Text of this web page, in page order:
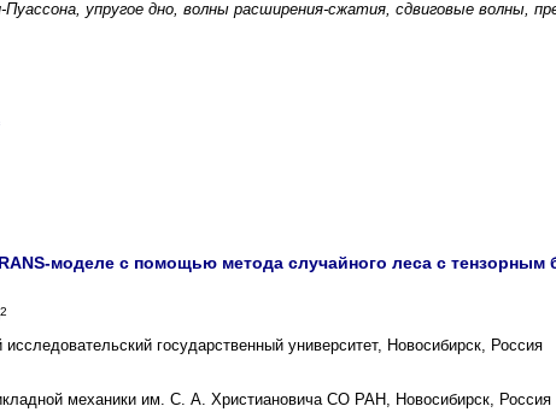
Пуассона, упругое дно, волны расширения-сжатия, сдвиговые волны,
моделе с помощью метода случайного леса с
2
государственный университет, Новосибирск, Россия
механики им. С. А. Христиановича СО РАН, Новосибирск, Россия